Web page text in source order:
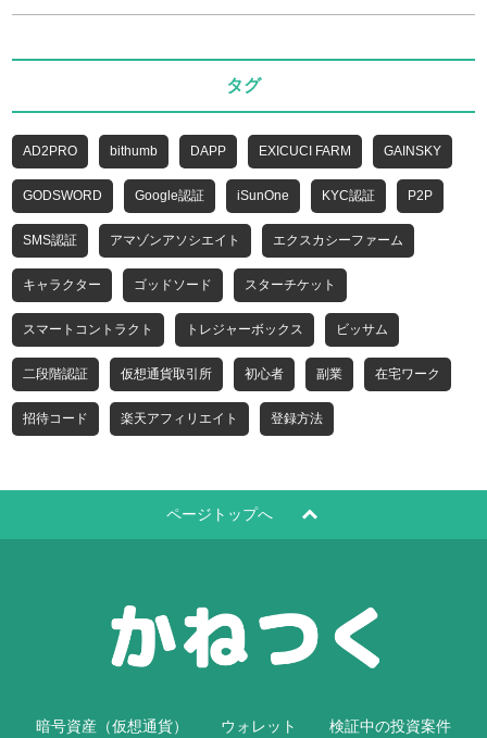
タグ
AD2PRO bithumb DAPP EXICUCI FARM GAINSKY
GODSWORD Google認証 iSunOne KYC認証 P2P
SMS認証 アマゾンアソシエイト エクスカシーファーム
キャラクター ゴッドソード スターチケット
スマートコントラクト トレジャーボックス ビッサム
二段階認証 仮想通貨取引所 初心者 副業 在宅ワーク
招待コード 楽天アフィリエイト 登録方法
ページトップへ
暗号資産（仮想通貨） ウォレット 検証中の投資案件